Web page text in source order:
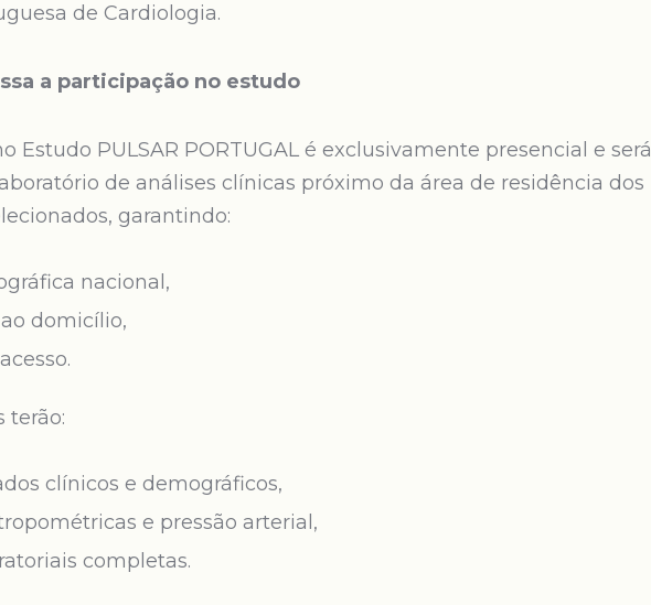
de Cardiologia.
a participação no estudo
Estudo PULSAR PORTUGAL é exclusivamente presencial e será
de análises clínicas próximo da área de residência dos
garantindo:
nacional,
domicílio,
terão:
clínicos e demográficos,
e pressão arterial,
completas.